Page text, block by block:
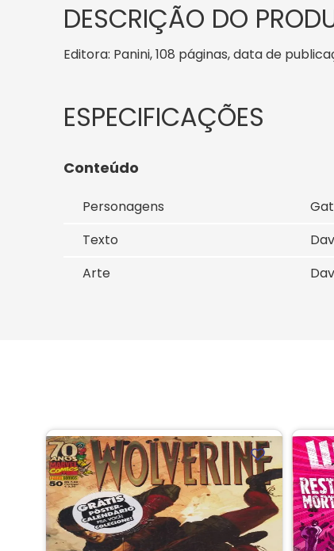
DESCRIÇÃO DO
Editora: Panini, 108 páginas, data de
Conteúdo
Personagens
Texto
Arte